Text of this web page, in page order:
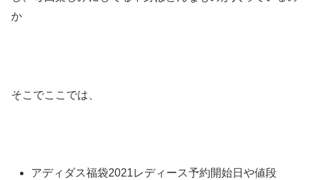
か
そこでここでは、
アディダス福袋2021レディース予約開始日や値段